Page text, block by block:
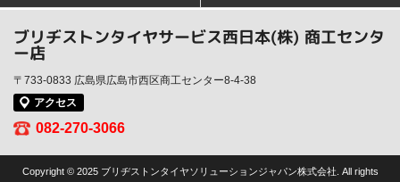
ブリヂストンタイヤサービス西日本(株) 商工センタ
ー店
〒733-0833 広島県広島市西区商工センター8-4-38
アクセス
082-270-3066
Copyright © 2025 ブリヂストンタイヤソリューションジャパン株式会社. All rights